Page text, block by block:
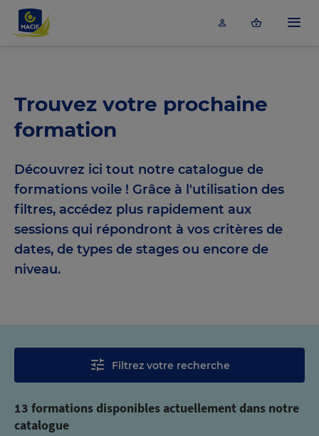
Accéder au contenu principal
Menu
Trouvez votre prochaine
formation
Découvrez ici tout notre catalogue de
formations voile ! Grâce à l'utilisation des
filtres, accédez plus rapidement aux
sessions qui répondront à vos critères de
dates, de types de stages ou encore de
niveau.
Filtrez votre recherche
13 formations disponibles actuellement dans notre
catalogue